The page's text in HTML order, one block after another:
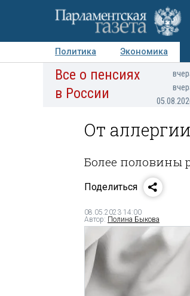
Политика Экономика
Авторы Персоны
Все о пенсиях
в России
От
Более половины
Поделиться
08.05.2023 14:00
Автор: Полина Быкова